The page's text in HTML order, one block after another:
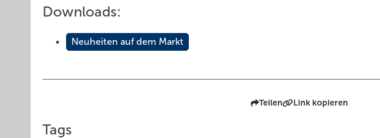
Downloads:
Neuheiten auf dem Markt
Teilen Link kopieren
Tags